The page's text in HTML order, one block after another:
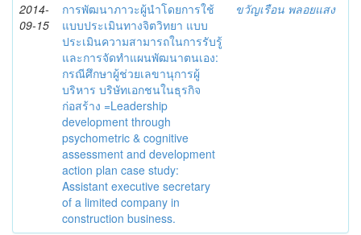
2014-
09-15
การพัฒนาภาวะผู้นำโดยการใช้
แบบประเมินทางจิตวิทยา แบบ
ประเมินความสามารถในการรับรู้
และการจัดทำแผนพัฒนาตนเอง:
กรณีศึกษาผู้ช่วยเลขานุการผู้
บริหาร บริษัทเอกชนในธุรกิจ
ก่อสร้าง =Leadership
development through
psychometric & cognitive
assessment and development
action plan case study:
Assistant executive secretary
of a limited company in
construction business.
ขวัญเรือน พลอยแสง